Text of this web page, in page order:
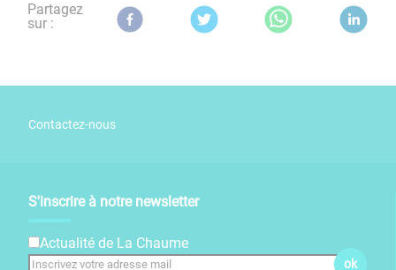
Partagez
sur :
Contactez-nous
S'inscrire à notre newsletter
Actualité de La Chaume
ok